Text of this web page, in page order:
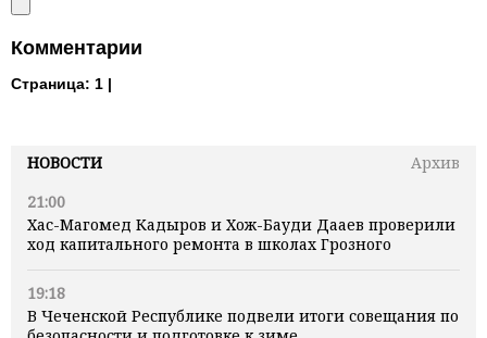
НОВОСТИ
Архив
21:00
Хас-Магомед Кадыров и Хож-Бауди Дааев проверили
ход капитального ремонта в школах Грозного
19:18
В Чеченской Республике подвели итоги совещания по
Комментарии
Страница: 1 |